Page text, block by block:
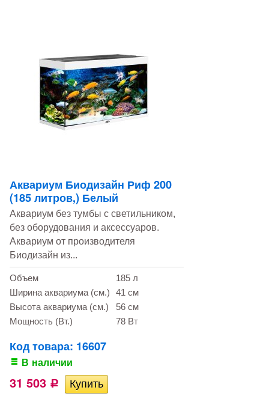
Аквариум Биодизайн Риф 200
(185 литров,) Белый
Аквариум без тумбы с светильником,
без оборудования и аксессуаров.
Аквариум от производителя
Биодизайн из...
Объем
185 л
Ширина аквариума (см.)
41 см
Высота аквариума (см.)
56 см
Мощность (Вт.)
78 Вт
Код товара: 16607
В наличии
31 503 Р